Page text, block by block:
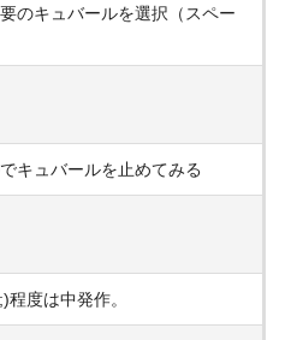
のキュバールを選択（スペー
キュバールを止めてみる
度は中発作。